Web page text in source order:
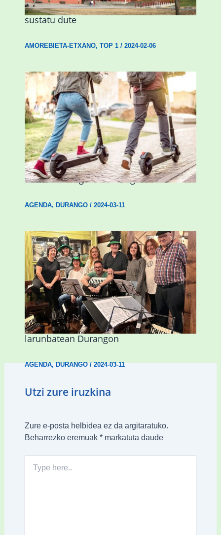
Urritxen institutu berri bat eraikitzea
sustatu dute
AMOREBIETA-ETXANO, TOP 1/ 2024-02-06
Ostegun honetan “Oinezko
Nagusientzako Bide Segurtasuna”
hitzaldia izango da Durangon
AGENDA, DURANGO/ 2024-03-11
Herri Maite akordeoi taldeak S. Patrick
Irlandako patroia ospatuko du
larunbatean Durangon
AGENDA,DURANGO/2024-03-11
Utzi zure iruzkina
Zure e-posta helbidea ez da argitaratuko.
Beharrezko eremuak *markatuta daude
here..